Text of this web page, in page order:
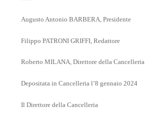
Augusto Antonio BARBERA, Presidente
Filippo PATRONI GRIFFI, Redattore
Roberto MILANA, Direttore della Cancelleria
Depositata in Cancelleria l’8 gennaio 2024
Il Direttore della Cancelleria